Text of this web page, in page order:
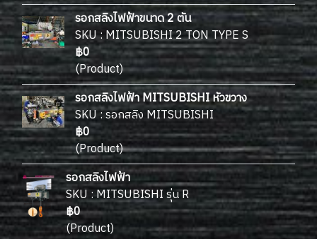
รอกสลิงไฟฟ้าขนาด 2 ตัน
SKU : MITSUBISHI 2 TON TYPE S
฿0
(Product)
รอกสลิงไฟฟ้า MITSUBISHI หัวขวาง
SKU : รอกสลิง MITSUBISHI
฿0
(Product)
รอกสลิงไฟฟ้า
SKU : MITSUBISHI รุ่น R
฿0
(Product)